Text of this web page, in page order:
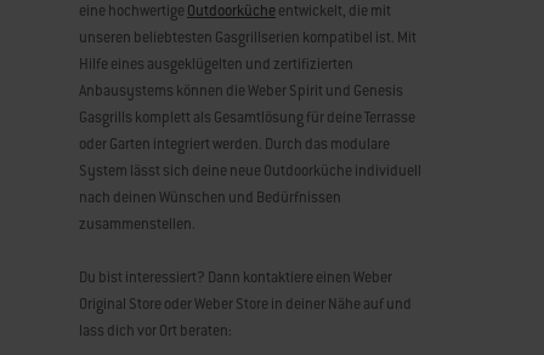
eine hochwertigeOutdoorkücheentwickelt, die mit
unseren beliebtesten Gasgrillserien kompatibel ist. Mit
Hilfe eines ausgeklügelten und zertifizierten
Anbausystems können die Weber Spirit und Genesis
Gasgrills komplett als Gesamtlösung für deine Terrasse
oder Garten integriert werden. Durch das modulare
System lässt sich deine neue Outdoorküche individuell
nach deinen Wünschen und Bedürfnissen
zusammenstellen.
Du bist interessiert? Dann kontaktiere einen Weber
Original Store oder Weber Store in deiner Nähe auf und
lass dich vor Ort beraten: